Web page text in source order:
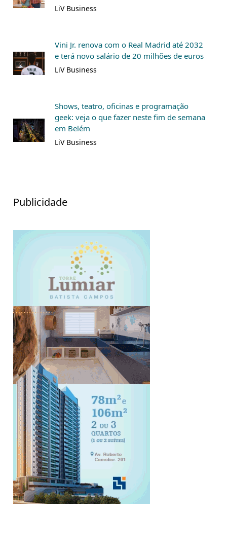
LiV Business
Vini Jr. renova com o Real Madrid até 2032
e terá novo salário de 20 milhões de euros
LiV Business
Shows, teatro, oficinas e programação
geek: veja o que fazer neste fim de semana
em Belém
LiV Business
Publicidade